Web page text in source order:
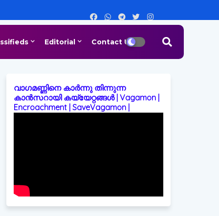
Editorial Contact Us
വാഗമണ്ണിനെ കാർന്നു തിന്നുന്ന
കാൻസറായി കയ്യേറ്റങ്ങൾ | Vagamon |
Encroachment | SaveVagamon |